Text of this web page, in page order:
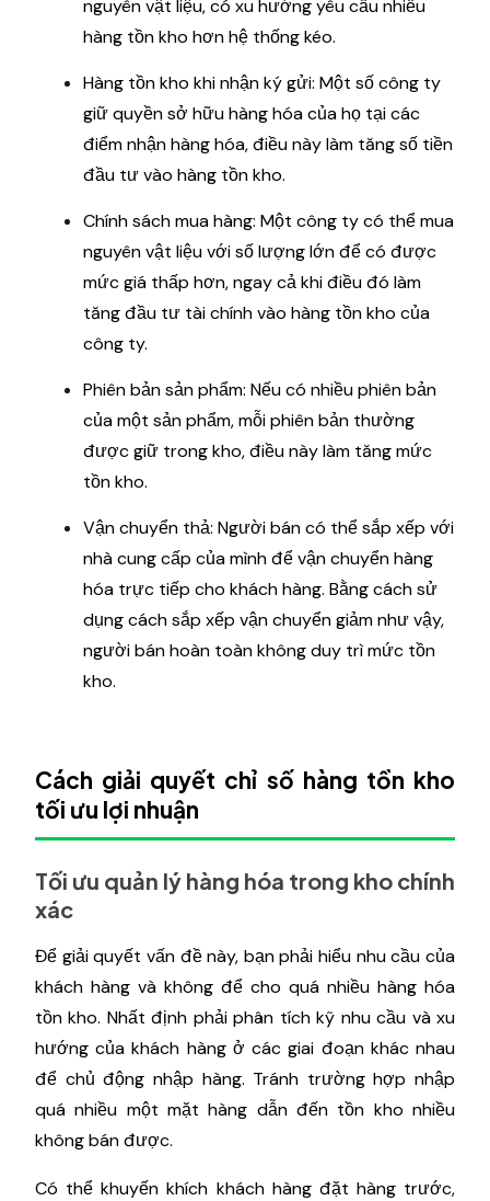
nguyên vật liệu, có xu hướng yêu cầu nhiều
hàng tồn kho hơn hệ thống kéo.
Hàng tồn kho khi nhận ký gửi: Một số công ty
giữ quyền sở hữu hàng hóa của họ tại các
điểm nhận hàng hóa, điều này làm tăng số tiền
đầu tư vào hàng tồn kho.
Chính sách mua hàng: Một công ty có thể mua
nguyên vật liệu với số lượng lớn để có được
mức giá thấp hơn, ngay cả khi điều đó làm
tăng đầu tư tài chính vào hàng tồn kho của
công ty.
Phiên bản sản phẩm: Nếu có nhiều phiên bản
của một sản phẩm, mỗi phiên bản thường
được giữ trong kho, điều này làm tăng mức
tồn kho.
Vận chuyển thả: Người bán có thể sắp xếp với
nhà cung cấp của mình để vận chuyển hàng
hóa trực tiếp cho khách hàng. Bằng cách sử
dụng cách sắp xếp vận chuyển giảm như vậy,
người bán hoàn toàn không duy trì mức tồn
kho.
Cách giải quyết chỉ số hàng tồn kho
tối ưu lợi nhuận
Tối ưu quản lý hàng hóa trong kho chính
xác
Để giải quyết vấn đề này, bạn phải hiểu nhu cầu của
khách hàng và không để cho quá nhiều hàng hóa
tồn kho. Nhất định phải phân tích kỹ nhu cầu và xu
hướng của khách hàng ở các giai đoạn khác nhau
để chủ động nhập hàng. Tránh trường hợp nhập
quá nhiều một mặt hàng dẫn đến tồn kho nhiều
không bán được.
Có thể khuyến khích khách hàng đặt hàng trước,